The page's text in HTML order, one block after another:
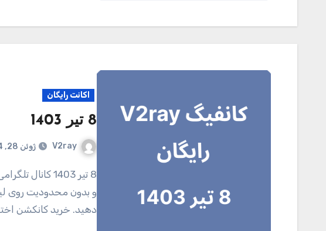
اکانت رایگان
8 تیر 1403
V2ray ژوئن 28, 2024
8 تیر 1403 کانال تلگرامی V2ray.tel برای خرید اکانت اختصاصی
و بدون محدودیت روی
دهید. خرید کانکشن